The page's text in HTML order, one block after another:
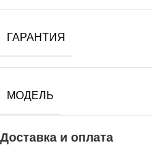
ГАРАНТИЯ
МОДЕЛЬ
Доставка и оплата